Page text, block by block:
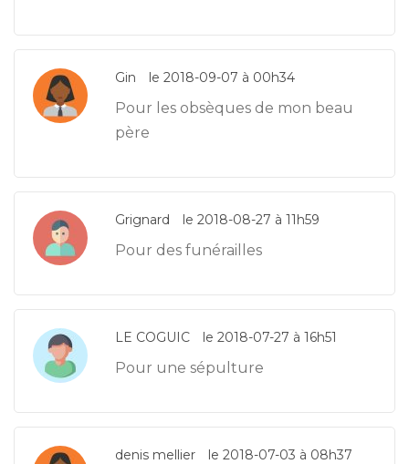
Gin le 2018-09-07 à 00h34
Pour les obsèques de mon beau
père
Grignard le 2018-08-27 à 11h59
Pour des funérailles
LE COGUIC le 2018-07-27 à 16h51
Pour une sépulture
denis mellier le 2018-07-03 à 08h37